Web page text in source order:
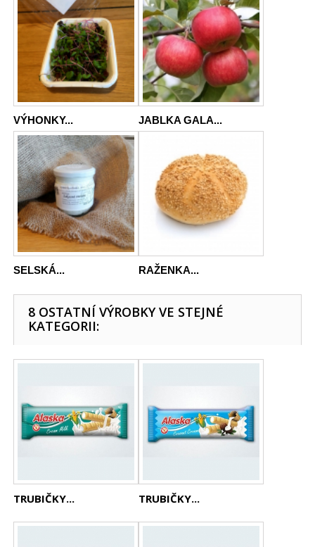
VÝHONKY... JABLKA GALA...
SELSKÁ... RAŽENKA...
8 OSTATNÍ VÝROBKY VE STEJNÉ
KATEGORII:
TRUBIČKY... TRUBIČKY...